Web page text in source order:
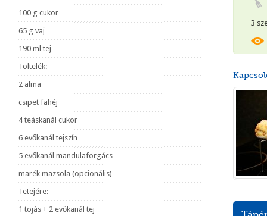
100 g cukor
65 g vaj
190 ml tej
Töltelék:
2 alma
csipet fahéj
4 teáskanál cukor
6 evőkanál tejszín
5 evőkanál mandulaforgács
marék mazsola (opcionális)
Tetejére:
1 tojás + 2 evőkanál tej
3